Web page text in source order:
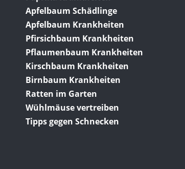
Apfelbaum Schädlinge
Apfelbaum Krankheiten
Pfirsichbaum Krankheiten
Pflaumenbaum Krankheiten
Kirschbaum Krankheiten
Birnbaum Krankheiten
Ratten im Garten
Wühlmäuse vertreiben
Tipps gegen Schnecken